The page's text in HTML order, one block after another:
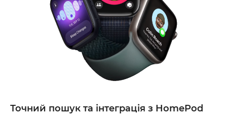
Точний пошук та інтеграція з HomePod